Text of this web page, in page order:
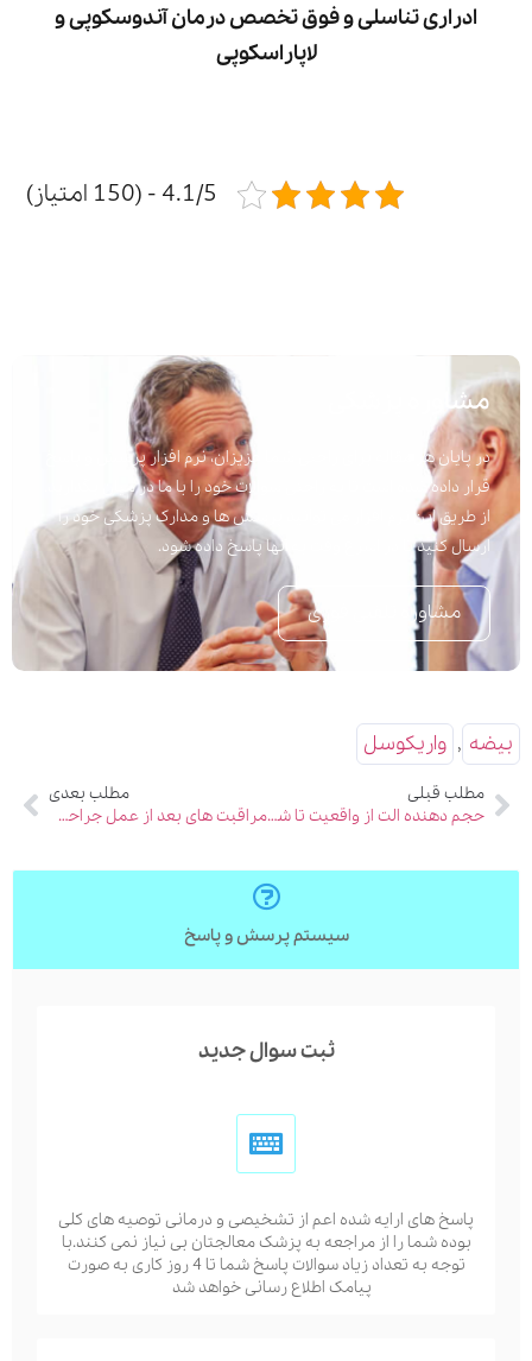
ادراری تناسلی و فوق تخصص درمان آندوسکوپی و
لاپاراسکوپی
4.1/5 - (150 امتیاز)
مشاوره پزشکی
در پایان هر مقاله برای راحتی شما عزیزان، نرم افزار پرسش و پاسخ
قرار داده شده است تا به راحتی سوالات خود را با ما در میان بگذارید.
از طریق این نرم افزار می توانید پرسش ها و مدارک پزشکی خود را
ارسال کنید تا در اسرع وقت به آنها پاسخ داده شود.
مشاوره تلفنی فوری
بیضه , واریکوسل
مطلب قبلی
حجم دهنده الت از واقعیت تا شایعه!!
مطلب بعدی
مراقبت های بعد از عمل جراحی پروستات
سیستم پرسش و پاسخ
ثبت سوال جدید
پاسخ های ارایه شده اعم از تشخیصی و درمانی توصیه های کلی
بوده شما را از مراجعه به پزشک معالجتان بی نیاز نمی کنند.با
توجه به تعداد زیاد سوالات پاسخ شما تا 4 روز کاری به صورت
پیامک اطلاع رسانی خواهد شد